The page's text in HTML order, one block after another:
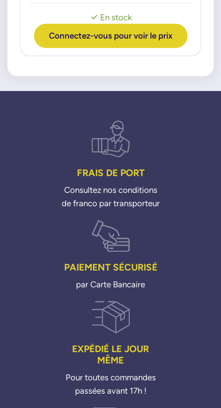
En stock
Connectez-vous pour voir le prix
FRAIS DE PORT
Consultez nos conditions
de franco par transporteur
PAIEMENT SÉCURISÉ
par Carte Bancaire
EXPÉDIÉ LE JOUR
MÊME
Pour toutes commandes
passées avant 17h !